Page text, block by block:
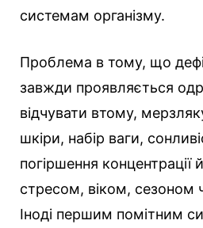
системам організму.
Проблема в тому, що
завжди проявляється
відчувати втому,
шкіри, набір ваги,
погіршення
стресом, віком, сезоном
Іноді першим помітним